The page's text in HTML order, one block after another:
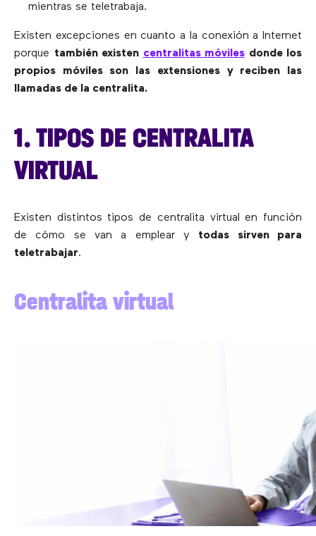
mientras se teletrabaja.
Existen excepciones en cuanto a la conexión a Internet
porque también existen centralitas móviles donde los
propios móviles son las extensiones y reciben las
llamadas de la centralita.
1. TIPOS DE CENTRALITA
VIRTUAL
Existen distintos tipos de centralita virtual en función
de cómo se van a emplear y todas sirven para
teletrabajar.
Centralita virtual